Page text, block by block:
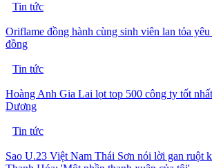
Tin tức
Oriflame đồng hành cùng sinh viên lan tỏa
đồng
Tin tức
Hoàng Anh Gia Lai lọt top 500 công ty tốt
Dương
Tin tức
Sao U.23 Việt Nam Thái Sơn nói lời gan ruột